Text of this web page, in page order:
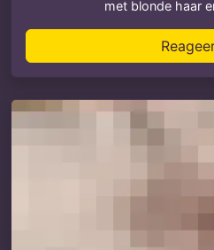
met blonde haar